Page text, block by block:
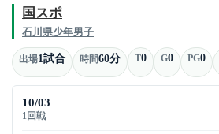
国スポ
石川県少年男子
出場1試合 時間60分 T0 G0 PG0
10/03
1回戦